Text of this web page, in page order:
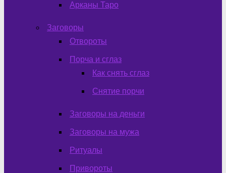
Арканы Таро
Заговоры
Отвороты
Порча и сглаз
Как снять сглаз
Снятие порчи
Заговоры на деньги
Заговоры на мужа
Ритуалы
Привороты